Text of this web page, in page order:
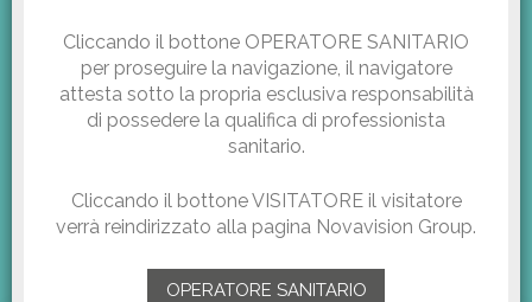
Cliccando il bottone OPERATORE SANITARIO
per proseguire la navigazione, il navigatore
attesta sotto la propria esclusiva responsabilità
di possedere la qualifica di professionista
sanitario.
Cliccando il bottone VISITATORE il visitatore
verrà reindirizzato alla pagina Novavision Group.
OPERATORE SANITARIO